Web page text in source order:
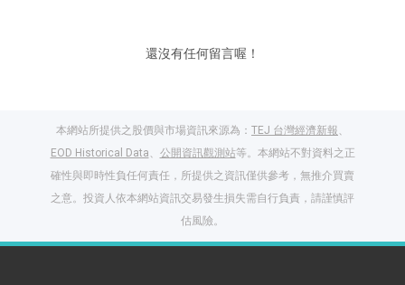
還沒有任何留言喔！
本網站所提供之股價與市場資訊來源為： TEJ 台灣經濟新報、
EOD Historical Data、 公開資訊觀測站等。本網站不對資料之正
確性與即時性負任何責任，所提供之資訊僅供參考，無推介買賣
之意。投資人依本網站資訊交易發生損失需自行負責，請謹慎評
估風險。